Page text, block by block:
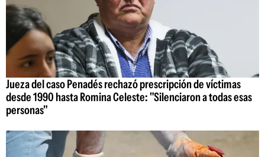
Jueza del caso Penadés rechazó prescripción de víctimas
desde 1990 hasta Romina Celeste: "Silenciaron a todas esas
personas"